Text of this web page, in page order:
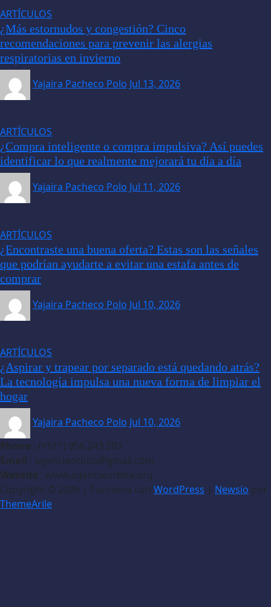
ARTÍCULOS
¿Más estornudos y congestión? Cinco
recomendaciones para prevenir las alergias
respiratorias en invierno
Yajaira Pacheco Polo Jul 13, 2026
ARTÍCULOS
¿Compra inteligente o compra impulsiva? Así puedes
identificar lo que realmente mejorará tu día a día
Yajaira Pacheco Polo Jul 11, 2026
ARTÍCULOS
¿Encontraste una buena oferta? Estas son las señales
que podrían ayudarte a evitar una estafa antes de
comprar
Yajaira Pacheco Polo Jul 10, 2026
ARTÍCULOS
¿Aspirar y trapear por separado está quedando atrás?
La tecnología impulsa una nueva forma de limpiar el
hogar
Yajaira Pacheco Polo Jul 10, 2026
Phone : (+511) 956 243 203
Email : agenciaorbita@gmail.com
Website : www.agenciaorbita.org
Copyright © 2026 | Funciona con WordPress | Newsio por
ThemeArile